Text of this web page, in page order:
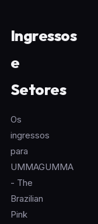
Ingressos
e
Setores
Os
ingressos
para
UMMAGUMMA
- The
Brazilian
Pink